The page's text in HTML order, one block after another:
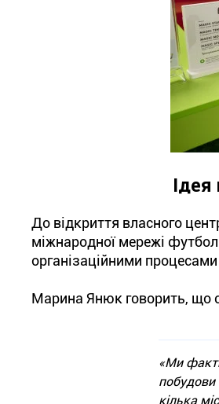
До відкриття власного
міжнародної мережі
організаційними
Марина Янюк говорить, що
«Ми
побудови
кілька